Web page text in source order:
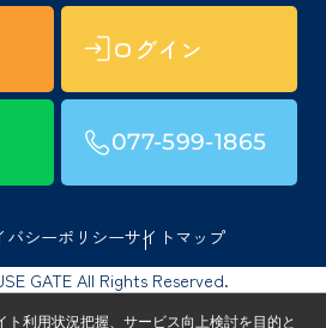
ログイン
077-599-1865
バシーポリシーサイトマップ
GATE All Rights Reserved.
ト利用状況把握、サービス向上検討を目的と